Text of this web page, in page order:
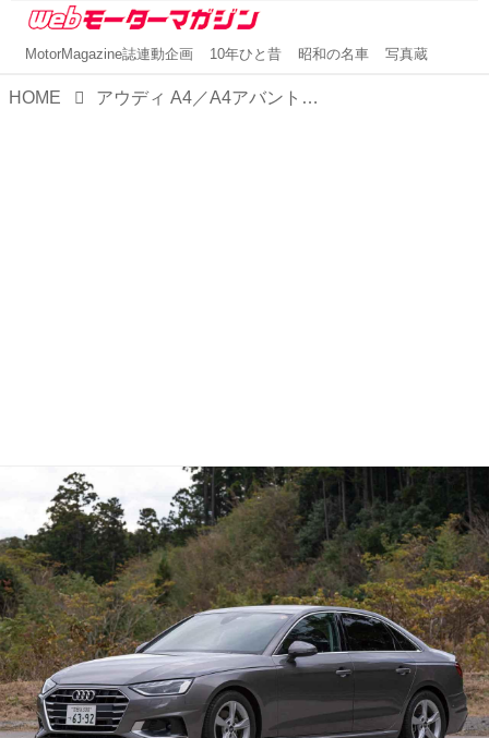
MotorMagazine誌連動企画 10年ひと昔 昭和の名車 写真蔵
HOME アウディ A4／A4アバント／A4 オールロードクワトロ【1分で読める輸入車解説／2023年版】